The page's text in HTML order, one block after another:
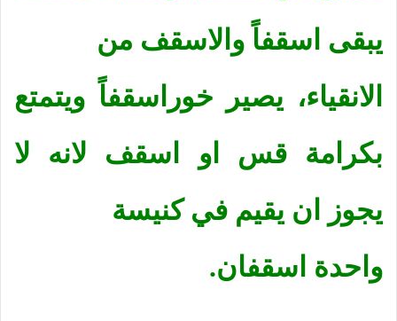
يبقى اسقفاً والاسقف من
الانقياء، يصير خوراسقفاً ويتمتع
بكرامة قس او اسقف لانه لا
يجوز ان يقيم في كنيسة
واحدة اسقفان.